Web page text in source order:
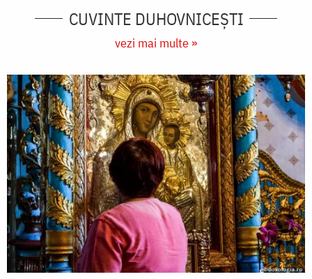
CUVINTE DUHOVNICEȘTI
vezi mai multe »